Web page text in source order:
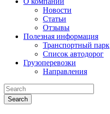
Новости
Статьи
Отзывы
Полезная информация
Транспортный парк
Список автодорог
Грузоперевозки
Направления
Search